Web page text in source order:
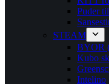
Puder
STEAM
BYOR
Kubo
Intelino